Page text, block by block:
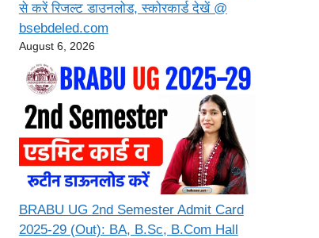
से करें रिजल्ट डाउनलोड, स्कोरकार्ड देखें @
bsebdeled.com
August 6, 2026
BRABU UG 2nd Semester Admit Card
2025-29 (Out): BA, B.Sc, B.Com Hall